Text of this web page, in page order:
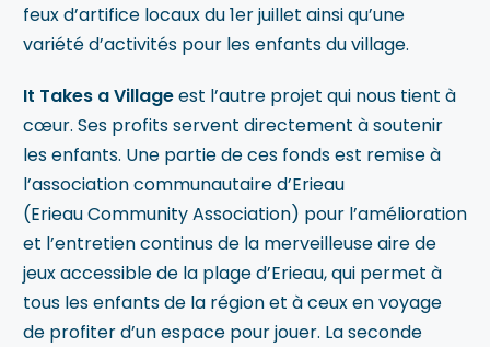
feux d’artifice locaux du 1er juillet ainsi qu’une
variété d’activités pour les enfants du village.
It Takes a Villageest l’autre projet qui nous tient à
cœur. Ses profits servent directement à soutenir
les enfants. Une partie de ces fonds est remise à
l’association communautaire d’Erieau
(Erieau Community Association) pour l’amélioration
et l’entretien continus de la merveilleuse aire de
jeux accessible de la plage d’Erieau, qui permet à
tous les enfants de la région et à ceux en voyage
de profiter d’un espace pour jouer. La seconde